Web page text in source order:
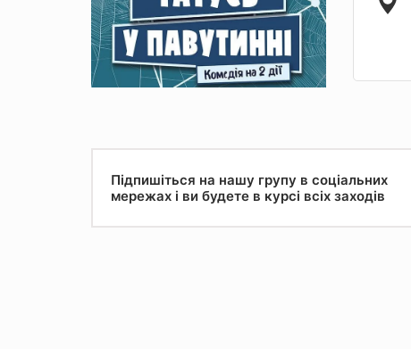
Підпишіться на нашу групу в соціальних
мережах і ви будете в курсі всіх заходів